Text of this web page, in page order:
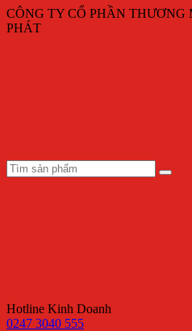
CÔNG TY CỔ PHẦN
PHÁT
Hotline Kinh Doanh
0247 3040 555